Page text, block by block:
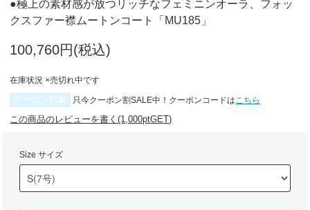
●極上の素材感が放つリッチなフェミニンオーラ、フォッ
クスファー襟ムートンコート「MU185」
100,760円(税込)
在庫状況 ×売切れ中です
クーポン対象 只今クーポン割SALE中！クーポンコードはこちら
この商品のレビューを書く(1,000ptGET)
Size サイズ